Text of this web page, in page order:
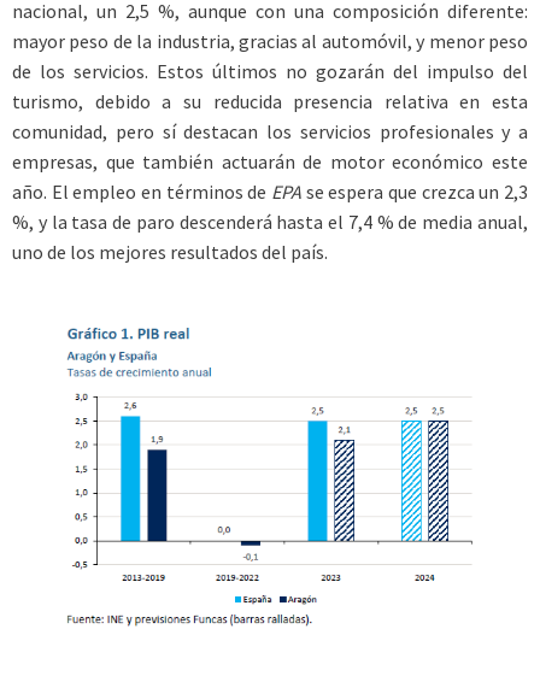
nacional, un 2,5 %, aunque con una composición diferente:
mayor peso de la industria, gracias al automóvil, y menor peso
de los servicios. Estos últimos no gozarán del impulso del
turismo, debido a su reducida presencia relativa en esta
comunidad, pero sí destacan los servicios profesionales y a
empresas, que también actuarán de motor económico este
año. El empleo en términos de EPA se espera que crezca un 2,3
%, y la tasa de paro descenderá hasta el 7,4 % de media anual,
uno de los mejores resultados del país.